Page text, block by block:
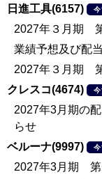
日進工具(6157)
2027年３月期
業績予想及び配
2027年３月期
クレスコ(4674)
2027年3月期の
らせ
ベルーナ(9997)
2027年3月期 第